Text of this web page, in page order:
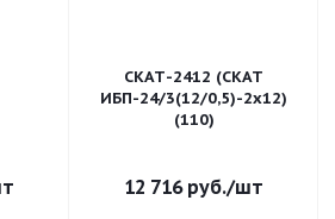
СКАТ-2412 (СКАТ
ИБП-24/3(12/0,5)-2x12)
(110)
12 716руб./шт